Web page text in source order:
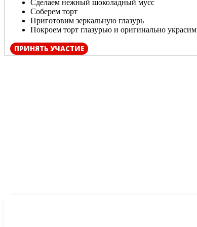
Сделаем нежный шоколадный мусс
Соберем торт
Приготовим зеркальную глазурь
Покроем торт глазурью и оригинально украсим
ПРИНЯТЬ УЧАСТИЕ